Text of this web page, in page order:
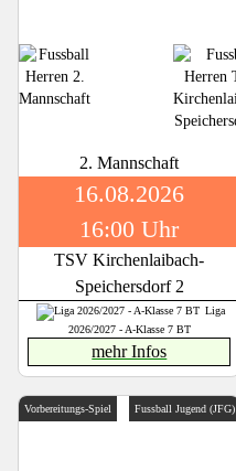
2. Mannschaft
16.08.2026
16:00 Uhr
TSV Kirchenlaibach-
Speichersdorf 2
Liga
2026/2027 - A-Klasse 7 BT
mehr Infos
Vorbereitungs-Spiel Fussball Jugend (JFG)